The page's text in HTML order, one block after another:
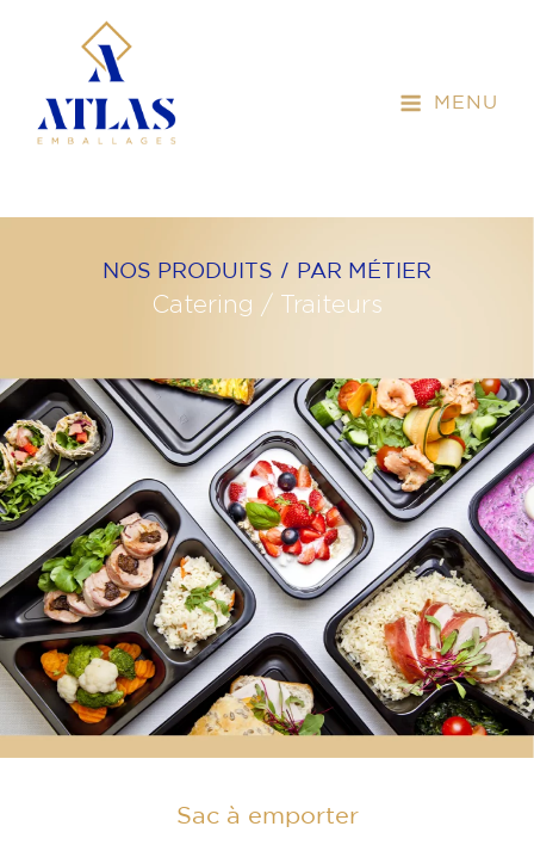
MENU
NOS PRODUITS / PAR MÉTIER
Catering / Traiteurs
Sac à emporter